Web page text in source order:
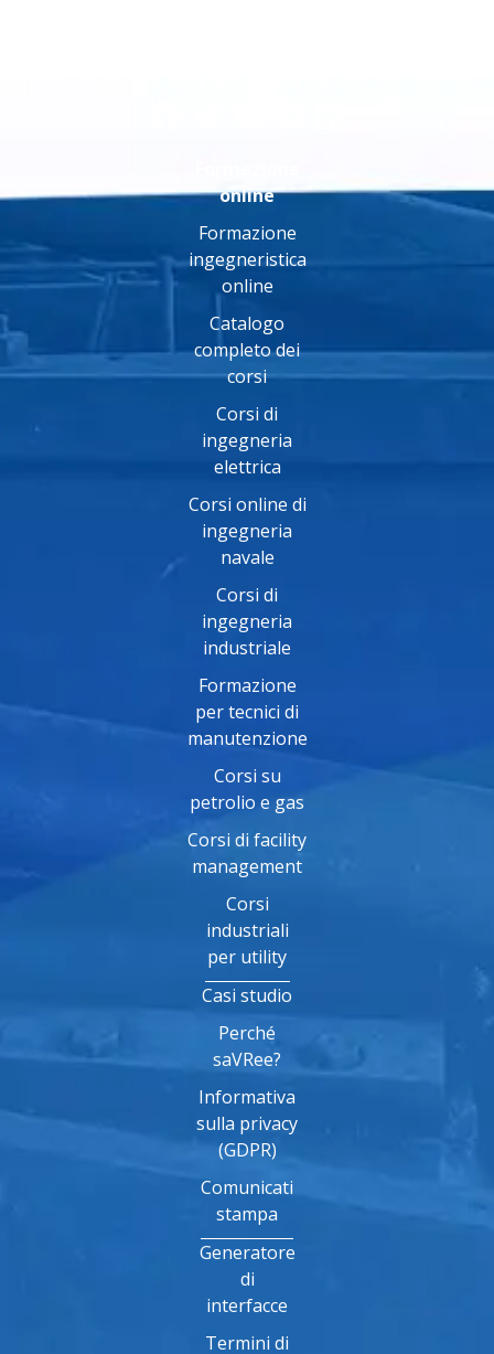
online
Formazione
ingegneristica
online
Catalogo
completo dei
corsi
Corsi di
ingegneria
elettrica
Corsi online di
ingegneria
navale
Corsi di
ingegneria
industriale
Formazione
per tecnici di
manutenzione
Corsi su
petrolio e gas
Corsi di facility
management
Corsi
industriali
per utility
Casi studio
Perché
saVRee?
Informativa
sulla privacy
(GDPR)
Comunicati
stampa
Generatore
di
interfacce
Termini di